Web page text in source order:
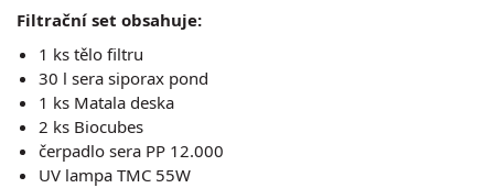
Filtrační set obsahuje:
1 ks tělo filtru
30 l sera siporax pond
1 ks Matala deska
2 ks Biocubes
čerpadlo sera PP 12.000
UV lampa TMC 55W